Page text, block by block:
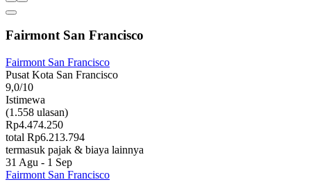
Fairmont San Francisco
Fairmont San Francisco
Pusat Kota San Francisco
9,0/10
Istimewa
(1.558 ulasan)
Rp4.474.250
total Rp6.213.794
termasuk pajak & biaya lainnya
31 Agu - 1 Sep
Fairmont San Francisco